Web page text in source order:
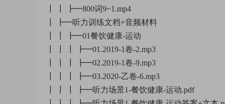
┃ ┃ ┣━800词9~1.mp4
┃ ┣━听力训练文档+音频材料
┃ ┃ ┣━01餐饮健康-运动
┃ ┃ ┃ ┣━01.2019-1卷-2.mp3
┃ ┃ ┃ ┣━02.2019-1卷-9.mp3
┃ ┃ ┃ ┣━03.2020-乙卷-6.mp3
┃ ┃ ┃ ┣━听力场景1-餐饮健康-运动.pdf